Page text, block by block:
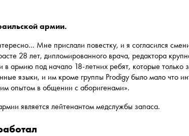
армии.
Мне прислали повестку, и я согласился
28 лет, дипломированного врача, редактора
в армию под начало 18-летних ребят, которые только
языки, и им кроме группы Prodigy было мало что
опытом в общении с аборигенами».
является лейтенантом медслужбы запаса.